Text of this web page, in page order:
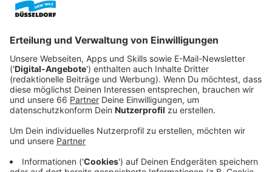
werden persönliche Erinnerungen in Form von
Fotos, Videos und anderen Fundstücken, die
die Geschichte des Hauses widerspiegeln.
Veröffentlicht:Dienstag, 24.03.2026 06:01
Anzeige